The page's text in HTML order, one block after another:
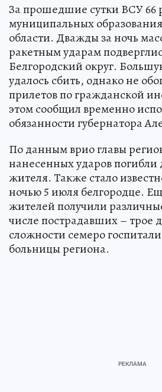
За прошедшие сутки ВСУ 66
муниципальных
области. Дважды за ночь
ракетным ударам
Белгородский округ.
удалось сбить, однако не
прилетов по гражданской
этом сообщил временно
обязанности губернатора
По данным врио главы
нанесенных ударов
жителя. Также стало
ночью 5 июля белгородце.
жителей получили
числе пострадавших – трое
сложности семеро
больницы региона.